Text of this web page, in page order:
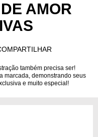
ANIVERSÁRIO
AMOR
também precisa ser!
marcada, demonstrando seus
e muito especial!